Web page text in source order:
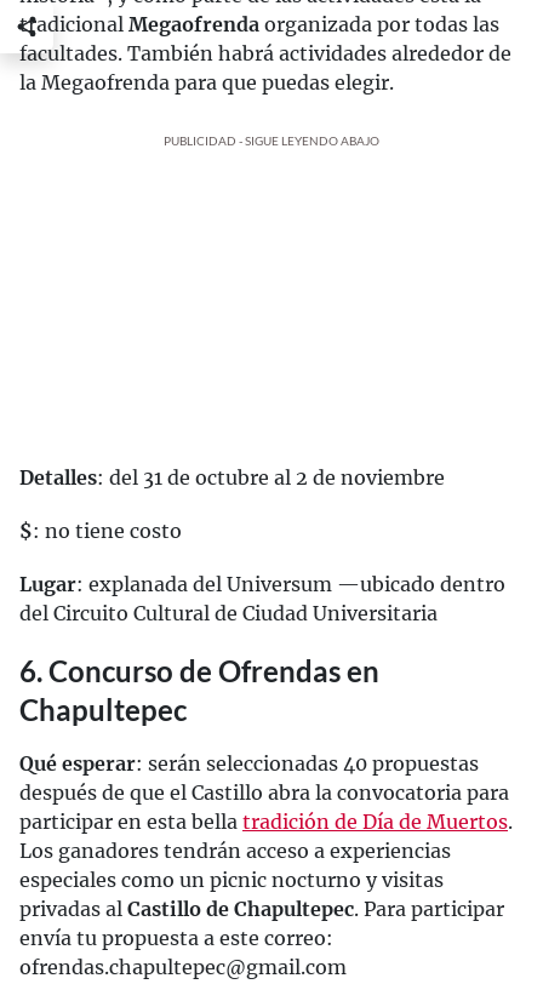
tradicional Megaofrenda organizada por todas las
facultades. También habrá actividades alrededor de
la Megaofrenda para que puedas elegir.
PUBLICIDAD - SIGUE LEYENDO ABAJO
Detalles: del 31 de octubre al 2 de noviembre
$: no tiene costo
Lugar: explanada del Universum —ubicado dentro
del Circuito Cultural de Ciudad Universitaria
6. Concurso de Ofrendas en
Chapultepec
Qué esperar: serán seleccionadas 40 propuestas
después de que el Castillo abra la convocatoria para
participar en esta bella tradición de Día de Muertos.
Los ganadores tendrán acceso a experiencias
especiales como un picnic nocturno y visitas
privadas al Castillo de Chapultepec. Para participar
envía tu propuesta a este correo:
ofrendas.chapultepec@gmail.com